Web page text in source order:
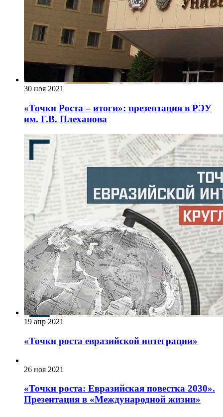
30 ноя 2021
«Точки Роста – итоги»: презентация в РЭУ
им. Г.В. Плеханова
19 апр 2021
«Точки роста евразийской интеграции»
26 ноя 2021
«Точки роста: Евразийская повестка 2030».
Презентация в «Международной жизни»